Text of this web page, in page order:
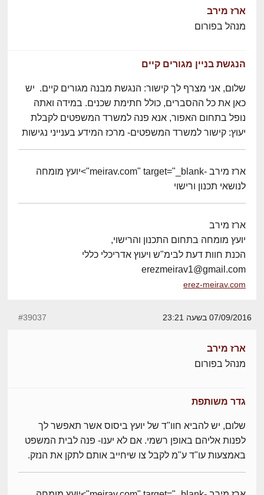
ארז מירב
מנהל בפורום
הנגשת בניין מגורים קיים
שלום, אני מצרף לך קישור: הנגשת מבנה מגורים קיים. יש
כאן את כל ההסברים, כולל חתימת שכנים. במידה ואתה
נופל בתחום האפור, אנא פנה למשרד המשפטים לקבלת
יעוץ: קישור למשרד המשפטים- מרכז המידע בענייני נגישות
ארז מירב -meirav.com" target="_blank">יועץ מומחה
לנושאי תכנון ורישוי
ארז מירב
יועץ מומחה בתחום התכנון והרישוי,
הכנת חוות דעת לבימ"ש ויעוץ אדריכלי כללי
erezmeirav1@gmail.com
erez-meirav.com
07/09/2016 בשעה 23:21 #39037
ארז מירב
מנהל בפורום
גדר משותפת
שלום, יש להביא חוו"ד של יועץ ביסוס אשר תאפשר לך
לפנות אליהם באופן רשמי. אם לא יענו- פנה לבית המשפט
באמצעות עו"ד ע"מ לקבל צו שיחייב אותם לתקן את הנזק.